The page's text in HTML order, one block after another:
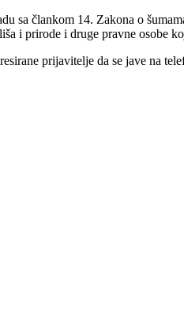
sa člankom 14. Zakona o
i prirode i druge pravne osobe
prijavitelje da se jave na